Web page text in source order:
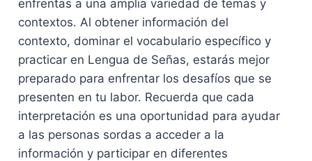
enfrentas a una amplia variedad de temas y
contextos. Al obtener información del
contexto, dominar el vocabulario específico y
practicar en Lengua de Señas, estarás mejor
preparado para enfrentar los desafíos que se
presenten en tu labor. Recuerda que cada
interpretación es una oportunidad para ayudar
a las personas sordas a acceder a la
información y participar en diferentes